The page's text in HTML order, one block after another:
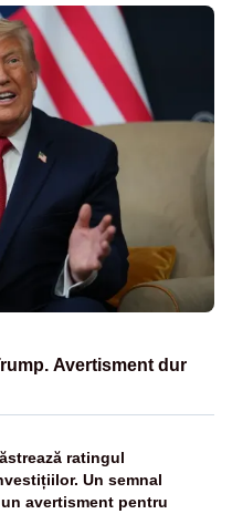
Avertisment dur
ratingul
Un semnal
avertisment pentru